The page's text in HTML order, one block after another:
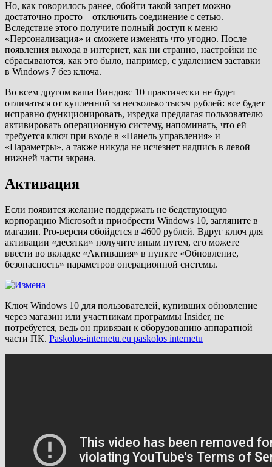
Но, как говорилось ранее, обойти такой запрет можно
достаточно просто – отключить соединение с сетью.
Вследствие этого получите полный доступ к меню
«Персонализация» и сможете изменять что угодно. После
появления выхода в интернет, как ни странно, настройки не
сбрасываются, как это было, например, с удалением заставки
в Windows 7 без ключа.
Во всем другом ваша Виндовс 10 практически не будет
отличаться от купленной за несколько тысяч рублей: все будет
исправно функционировать, изредка предлагая пользователю
активировать операционную систему, напоминать, что ей
требуется ключ при входе в «Панель управления» и
«Параметры», а также никуда не исчезнет надпись в левой
нижней части экрана.
Активация
Если появится желание поддержать не бедствующую
корпорацию Microsoft и приобрести Windows 10, загляните в
магазин. Pro-версия обойдется в 4600 рублей. Вдруг ключ для
активации «десятки» получите иным путем, его можете
ввести во вкладке «Активация» в пункте «Обновление,
безопасность» параметров операционной системы.
Ключ Windows 10 для пользователей, купивших обновление
через магазин или участникам программы Insider, не
потребуется, ведь он привязан к оборудованию аппаратной
части ПК. Paskolos-internetu.eu paskolos internetu